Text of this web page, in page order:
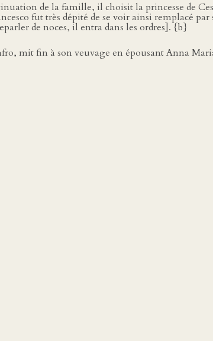
de la famille, il choisit la princesse de
fut très dépité de se voir ainsi remplacé
de noces, il entra dans les ordres]. {b}
mit fin à son veuvage en épousant Anna